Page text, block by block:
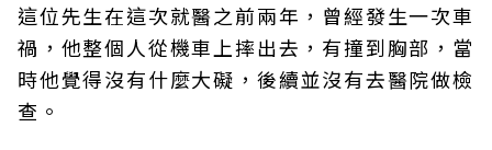
這位先生在這次就醫之前兩年，曾經發生一次車
禍，他整個人從機車上摔出去，有撞到胸部，當
時他覺得沒有什麼大礙，後續並沒有去醫院做檢
查。